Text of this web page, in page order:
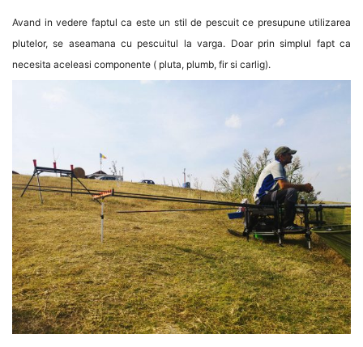
Avand in vedere faptul ca este un stil de pescuit ce presupune utilizarea
plutelor, se aseamana cu pescuitul la varga. Doar prin simplul fapt ca
necesita aceleasi componente ( pluta, plumb, fir si carlig).